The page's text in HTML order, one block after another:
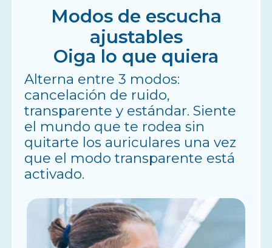
Modos de escucha
ajustables
Oiga lo que quiera
Alterna entre 3 modos:
cancelación de ruido,
transparente y estándar. Siente
el mundo que te rodea sin
quitarte los auriculares una vez
que el modo transparente está
activado.